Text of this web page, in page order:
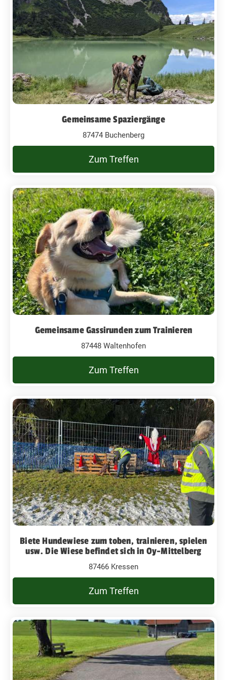
Gemeinsame Spaziergänge
87474 Buchenberg
Zum Treffen
Gemeinsame Gassirunden zum Trainieren
87448 Waltenhofen
Zum Treffen
Biete Hundewiese zum toben, trainieren, spielen
usw. Die Wiese befindet sich in Oy-Mittelberg
87466 Kressen
Zum Treffen